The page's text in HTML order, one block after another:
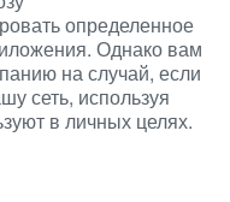
определенное
Однако вам
на случай, если
сеть, используя
в личных целях.